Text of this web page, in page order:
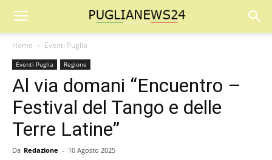
Home Eventi Puglia
Eventi Puglia Regione
Al via domani “Encuentro –
Festival del Tango e delle
Terre Latine”
Da Redazione - 10 Agosto 2025